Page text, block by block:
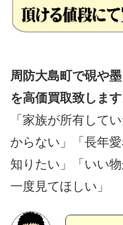
周防大島町で硯や
を高価買取致します
「家族が所有して
からない」「長年
知りたい」「いい
一度見てほしい」